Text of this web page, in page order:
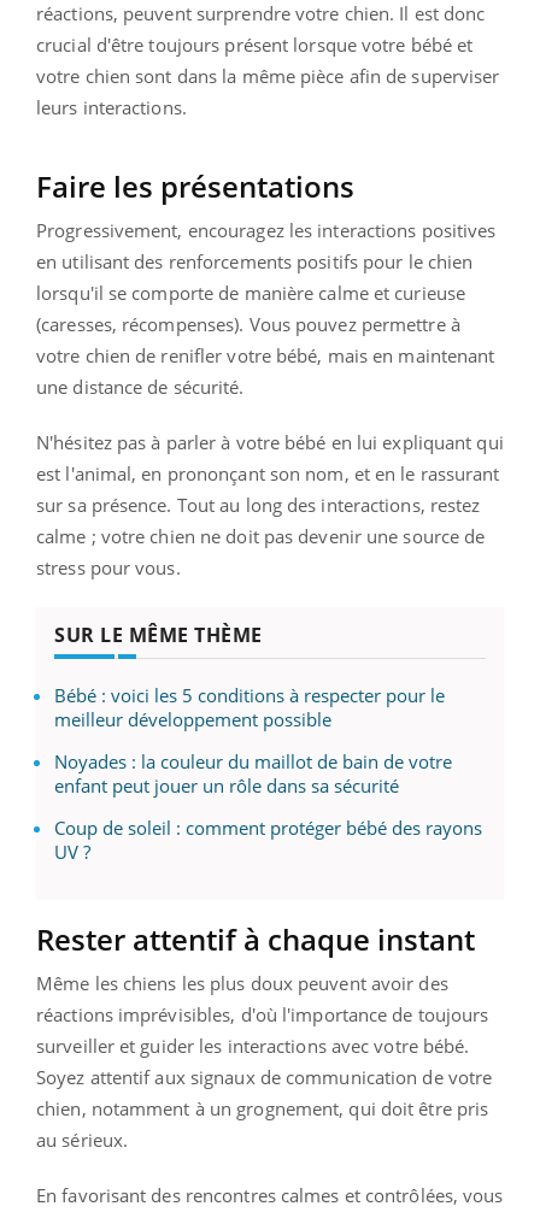
réactions, peuvent surprendre votre chien. Il est donc
crucial d'être toujours présent lorsque votre bébé et
votre chien sont dans la même pièce afin de superviser
leurs interactions.
Faire les présentations
Progressivement, encouragez les interactions positives
en utilisant des renforcements positifs pour le chien
lorsqu'il se comporte de manière calme et curieuse
(caresses, récompenses). Vous pouvez permettre à
votre chien de renifler votre bébé, mais en maintenant
une distance de sécurité.
N'hésitez pas à parler à votre bébé en lui expliquant qui
est l'animal, en prononçant son nom, et en le rassurant
sur sa présence. Tout au long des interactions, restez
calme ; votre chien ne doit pas devenir une source de
stress pour vous.
SUR LE MÊME THÈME
Bébé : voici les 5 conditions à respecter pour le
meilleur développement possible
Noyades : la couleur du maillot de bain de votre
enfant peut jouer un rôle dans sa sécurité
Coup de soleil : comment protéger bébé des rayons
UV ?
Rester attentif à chaque instant
Même les chiens les plus doux peuvent avoir des
réactions imprévisibles, d'où l'importance de toujours
surveiller et guider les interactions avec votre bébé.
Soyez attentif aux signaux de communication de votre
chien, notamment à un grognement, qui doit être pris
au sérieux.
En favorisant des rencontres calmes et contrôlées, vous